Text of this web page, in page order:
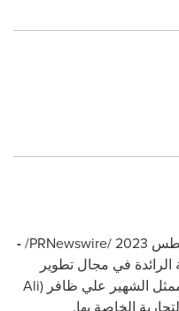
/PRNewswire/
-
الرائدة في مجال تطوير
الشهير علي ظافر (Ali